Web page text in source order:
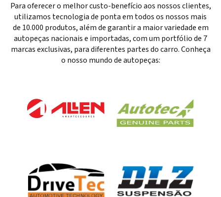
Para oferecer o melhor custo-benefício aos nossos clientes,
utilizamos tecnologia de ponta em todos os nossos mais
de 10.000 produtos, além de garantir a maior variedade em
autopeças nacionais e importadas, com um portfólio de 7
marcas exclusivas, para diferentes partes do carro. Conheça
o nosso mundo de autopeças: